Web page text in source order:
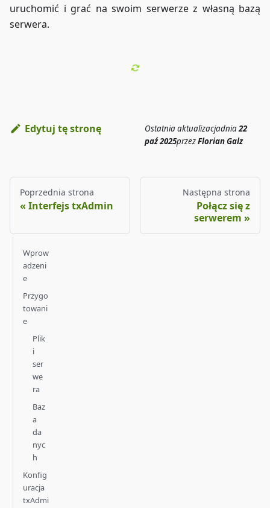
uruchomić i grać na swoim serwerze z własną bazą
serwera.
Edytuj tę stronę Ostatnia aktualizacjadnia22
paź 2025przezFlorian Galz
Poprzednia strona
Interfejs txAdmin
Następna strona
Połącz się z
serwerem
Wprow
adzeni
e
Przygo
towani
e
Plik
i
ser
we
ra
Baz
a
da
nyc
h
Konfig
uracja
txAdmi